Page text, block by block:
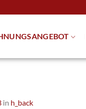
in h_back